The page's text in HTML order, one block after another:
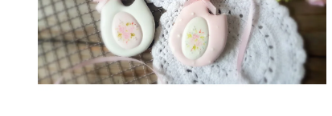
VYKRAJOVÁTKA DINOSAUŘI
74 Kč
71 Kč